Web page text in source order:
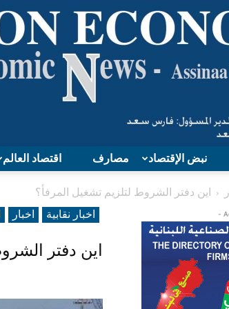
اقتصاد العالم مصارف نبض الإقتصاد
اين دفتر الشروط لتلزيم تشغيل المرفأ؟
اخبار نقابية
اخبار
اين دفتر